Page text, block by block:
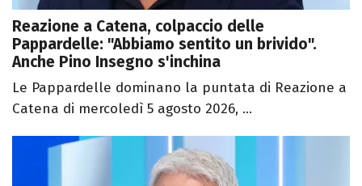
Reazione a Catena, colpaccio delle
Pappardelle: "Abbiamo sentito un brivido".
Anche Pino Insegno s'inchina
Le Pappardelle dominano la puntata di Reazione a
Catena di mercoledì 5 agosto 2026, ...